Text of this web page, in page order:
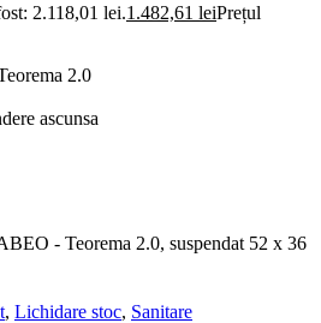
2.118,01 lei.1.482,61 leiPrețul
2.0
ascunsa
- Teorema 2.0, suspendat 52 x 36
, Lichidare stoc, Sanitare